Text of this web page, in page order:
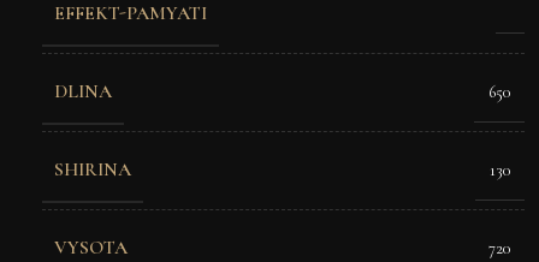
EFFEKT-PAMYATI
DLINA 650
SHIRINA 130
VYSOTA 720